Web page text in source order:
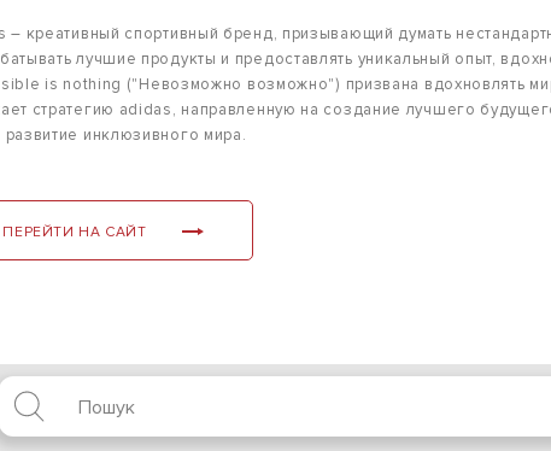
– креативный спортивный бренд, призывающий думать
лучшие продукты и предоставлять уникальный опыт,
is nothing ("Невозможно возможно") призвана вдохновлять
стратегию adidas, направленную на создание лучшего
развитие инклюзивного мира.
ПЕРЕЙТИ НА САЙТ